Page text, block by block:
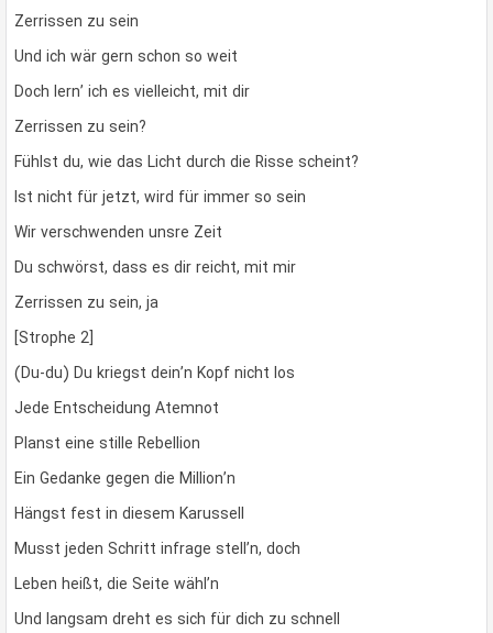
Zerrissen zu sein
Und ich wär gern schon so weit
Doch lern’ ich es vielleicht, mit dir
Zerrissen zu sein?
Fühlst du, wie das Licht durch die Risse scheint?
Ist nicht für jetzt, wird für immer so sein
Wir verschwenden unsre Zeit
Du schwörst, dass es dir reicht, mit mir
Zerrissen zu sein, ja
[Strophe 2]
(Du-du) Du kriegst dein’n Kopf nicht los
Jede Entscheidung Atemnot
Planst eine stille Rebellion
Ein Gedanke gegen die Million’n
Hängst fest in diesem Karussell
Musst jeden Schritt infrage stell’n, doch
Leben heißt, die Seite wähl’n
Und langsam dreht es sich für dich zu schnell